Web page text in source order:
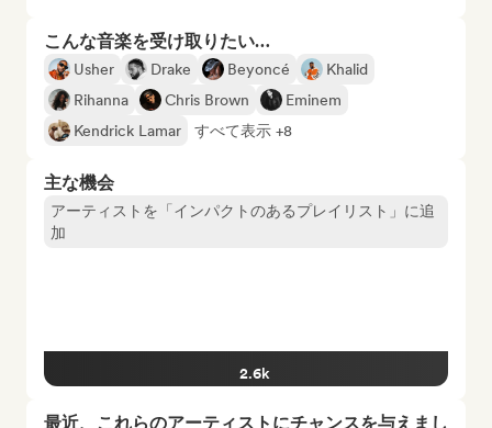
こんな音楽を受け取りたい…
Usher Drake Beyoncé
Khalid
Rihanna
Chris Brown
Eminem
Kendrick Lamar
すべて表示 +8
主な機会
アーティストを「インパクトのあるプレイリスト」に追
加
2.6k
最近、これらのアーティストにチャンスを与えまし